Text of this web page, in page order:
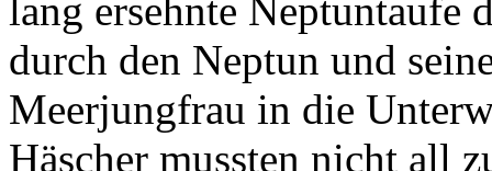
lang ersehnte Neptuntaufe
durch den Neptun und
Meerjungfrau in die
Häscher mussten nicht all